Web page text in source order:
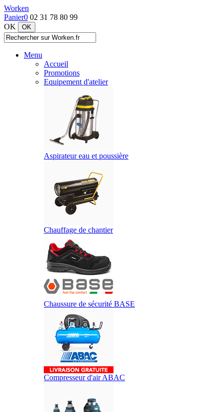
Worken
Panier0 02 31 78 80 99
OK
Menu
Accueil
Promotions
Equipement d'atelier
Aspirateur eau et poussière
Chauffage de chantier
Chaussure de sécurité BASE
Compresseur d'air ABAC